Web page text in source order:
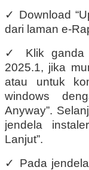
✓ Download
dari laman e-
✓
Klik ganda
2025.1, jika
atau untuk
windows
Anyway”.
jendela
Lanjut”.
✓
Pada